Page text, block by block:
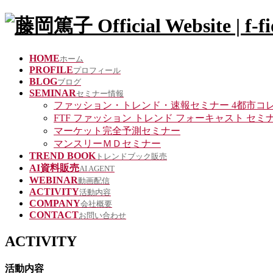
HOMEホーム
PROFILEプロフィール
BLOGブログ
SEMINARセミナー情報
ファッション・トレンド・速報セミナー 4都市コ
FTF ファッション トレンド フォーキャスト セミ
マーケット完全予測セミナー
マンスリーＭＤセミナー
TREND BOOK トレンドブック販売
AI資料販売AI AGENT
WEBINAR動画配信
ACTIVITY活動内容
COMPANY会社概要
CONTACTお問い合わせ
ACTIVITY
活動内容